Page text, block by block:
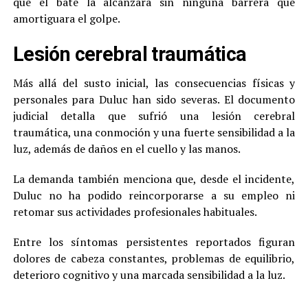
amortiguara el golpe.
Lesión cerebral traumática
Más allá del susto inicial, las consecuencias físicas y
personales para Duluc han sido severas. El documento
judicial detalla que sufrió una lesión cerebral
traumática, una conmoción y una fuerte sensibilidad a la
luz, además de daños en el cuello y las manos.
La demanda también menciona que, desde el incidente,
Duluc no ha podido reincorporarse a su empleo ni
retomar sus actividades profesionales habituales.
Entre los síntomas persistentes reportados figuran
dolores de cabeza constantes, problemas de equilibrio,
deterioro cognitivo y una marcada sensibilidad a la luz.